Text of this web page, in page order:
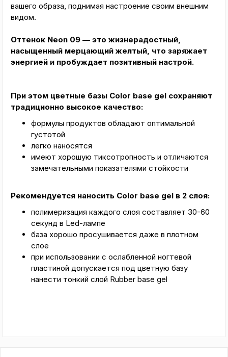
вашего образа, поднимая настроение своим внешним
видом.
Оттенок Neon 09 — это жизнерадостный,
насыщенный мерцающий желтый, что заряжает
энергией и пробуждает позитивный настрой.
При этом цветные базы Color base gel сохраняют
традиционно высокое качество:
формулы продуктов обладают оптимальной
густотой
легко наносятся
имеют хорошую тиксотропность и отличаются
замечательными показателями стойкости
Рекомендуется наносить Color base gel в 2 слоя:
полимеризация каждого слоя составляет 30-60
секунд в Led-лампе
база хорошо просушивается даже в плотном
слое
при использовании с ослабленной ногтевой
пластиной допускается под цветную базу
нанести тонкий слой Rubber base gel